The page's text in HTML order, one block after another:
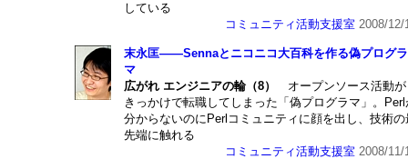
している
コミュニティ活動支援室 2008/12/
末永匡――Sennaとニコニコ大百科を作る偽プログラ
マ
広がれ エンジニアの輪（8） オープンソース活動が
きっかけで転職してしまった「偽プログラマ」。Perl
分からないのにPerlコミュニティに顔を出し、技術の
先端に触れる
コミュニティ活動支援室 2008/11/